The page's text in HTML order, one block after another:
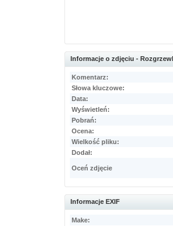
Informacje o zdjęciu -
Komentarz:
Słowa kluczowe:
Data:
Wyświetleń:
Pobrań:
Ocena:
Wielkość pliku:
Dodał:
Oceń zdjęcie
Informacje EXIF
Make: